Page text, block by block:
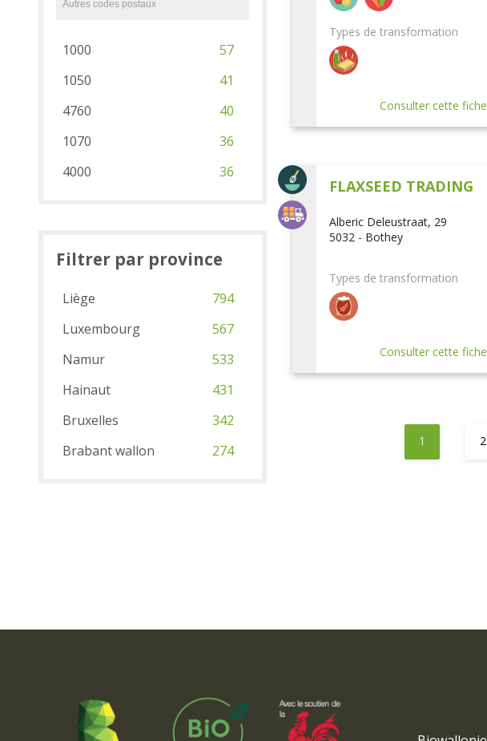
Types de transformation
Consulter cette fiche
FLAXSEED TRADING
Alberic Deleustraat, 29
5032 - Bothey
Types de transformation
Consulter cette fiche
1 2
1000
57
1050
41
4760
40
1070
36
4000
36
Filtrer par province
Liège
794
Luxembourg
567
Namur
533
Hainaut
431
Bruxelles
342
Brabant wallon
274